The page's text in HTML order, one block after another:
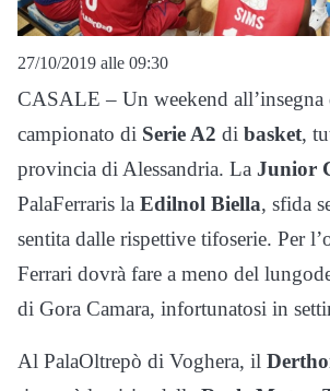
27/10/2019 alle 09:30
CASALE – Un weekend all’insegna
campionato di Serie A2 di basket,
provincia di Alessandria. La Junior
PalaFerraris la Edilnol Biella, sfida
sentita dalle rispettive tifoserie. Per
Ferrari dovrà fare a meno del
di Gora Camara, infortunatosi in
Al PalaOltrepò di Voghera, il